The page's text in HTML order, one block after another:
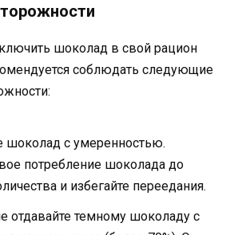
шоколад в свой рацион
соблюдать следующие
шоколад с умеренностью.
потребление шоколада до
и избегайте переедания.
отдавайте темному шоколаду с